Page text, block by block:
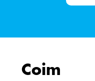
Coim